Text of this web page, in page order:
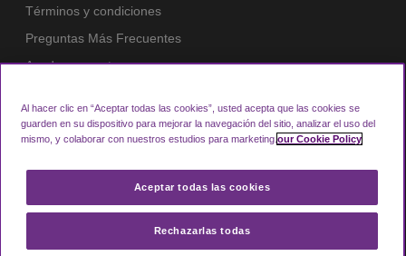
Términos y condiciones
Preguntas Más Frecuentes
Ayuda y soporte
Política de cookies
Acceda a Su Cuenta
Looking4.com forma parte de Manchester Airport
© 2026 Looking4Parking Limited. Registrada en
Al hacer clic en “Aceptar todas las cookies”, usted acepta que las cookies se
guarden en su dispositivo para mejorar la navegación del sitio, analizar el uso del
mismo, y colaborar con nuestros estudios para marketing. our Cookie Policy
Rechazarlas todas
Aceptar todas las cookies